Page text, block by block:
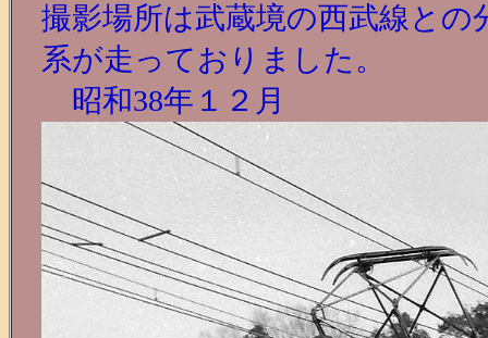
撮影場所は武蔵境の西武線との
系が走っておりました。
昭和38年１２月